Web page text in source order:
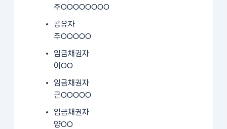
주OOOOOOOO
공유자
주OOOOO
임금채권자
이OO
임금채권자
근OOOOO
임금채권자
양OO